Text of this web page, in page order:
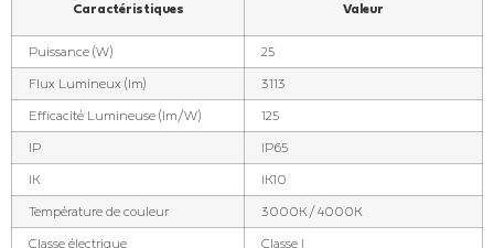
Caractéristiques Valeur
Puissance (W) 25
Flux Lumineux (lm) 3113
Efficacité Lumineuse (lm/W) 125
IP IP65
IK IK10
Température de couleur 3000K / 4000K
Classe électrique Classe I